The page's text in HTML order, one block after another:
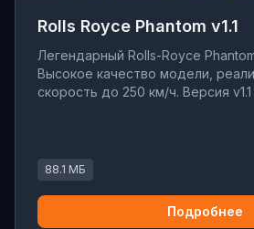
Rolls Royce Phantom v1.1
Легендарный Rolls-Royce
Высокое качество модели,
скорость до 250 км/ч. Версия
88.1 МБ
Подробнее